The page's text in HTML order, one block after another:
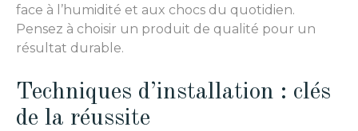
face à l’humidité et aux chocs du quotidien.
Pensez à choisir un produit de qualité pour un
résultat durable.
Techniques d’installation : clés
de la réussite